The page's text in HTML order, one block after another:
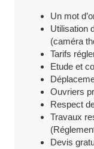
Un mot
Utilisation
(caméra
Tarifs
Etude et
Ouvriers
Respect
Travaux
Devis